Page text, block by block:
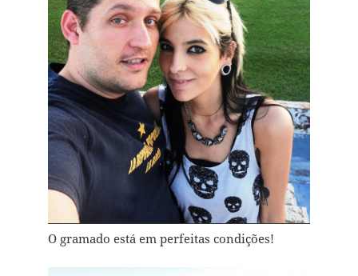
O gramado está em perfeitas condições!